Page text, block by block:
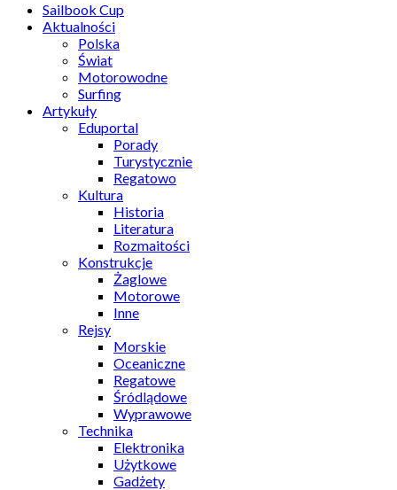
Sailbook Cup
Aktualności
Polska
Świat
Motorowodne
Surfing
Artykuły
Eduportal
Porady
Turystycznie
Regatowo
Kultura
Historia
Literatura
Rozmaitości
Konstrukcje
Żaglowe
Motorowe
Inne
Rejsy
Morskie
Oceaniczne
Regatowe
Śródlądowe
Wyprawowe
Technika
Elektronika
Użytkowe
Gadżety